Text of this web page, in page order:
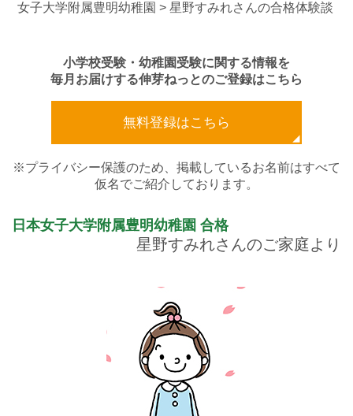
女子大学附属豊明幼稚園 > 星野すみれさんの合格体験談
小学校受験・幼稚園受験に関する情報を
毎月お届けする伸芽ねっとのご登録はこちら
無料登録はこちら
※プライバシー保護のため、掲載しているお名前はすべて
仮名でご紹介しております。
日本女子大学附属豊明幼稚園 合格
星野すみれさんのご家庭より